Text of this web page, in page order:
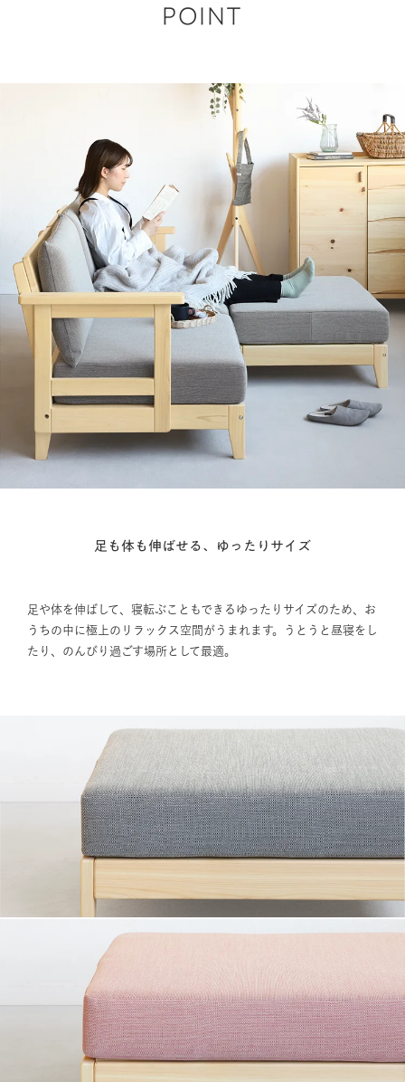
POINT
足も体も伸ばせる、ゆったりサイズ
足や体を伸ばして、寝転ぶこともできるゆったりサイズのため、お
うちの中に極上のリラックス空間がうまれます。うとうと昼寝をし
たり、のんびり過ごす場所として最適。